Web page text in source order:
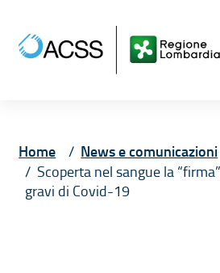
Home News e comunicazioni
Scoperta nel sangue la
gravi di Covid-19